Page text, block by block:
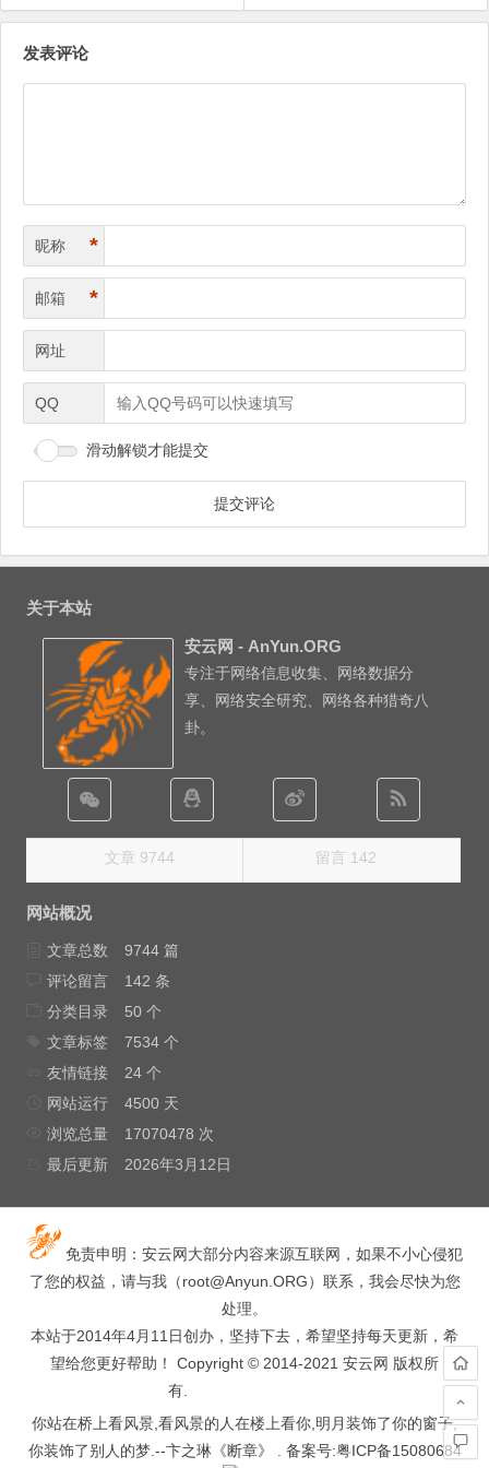
发表评论
昵称 *
邮箱 *
网址
QQ
滑动解锁才能提交
关于本站
安云网 - AnYun.ORG
专注于网络信息收集、网络数据分
享、网络安全研究、网络各种猎奇八
卦。
文章 9744 留言 142
网站概况
文章总数
9744 篇
评论留言
142 条
分类目录
50 个
文章标签
7534 个
友情链接
24 个
网站运行
4500 天
浏览总量
17070478 次
最后更新
2026年3月12日
免责申明：安云网大部分内容来源互联网，如果不小心侵犯
了您的权益，请与我（root@Anyun.ORG）联系，我会尽快为您
处理。
本站于2014年4月11日创办，坚持下去，希望坚持每天更新，希
望给您更好帮助！ Copyright © 2014-2021 安云网 版权所
有.
你站在桥上看风景,看风景的人在楼上看你,明月装饰了你的窗子,
你装饰了别人的梦.--卞之琳《断章》 . 备案号:粤ICP备15080684